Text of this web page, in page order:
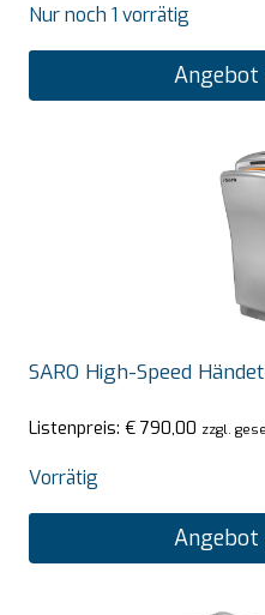
Nur noch 1 vorrätig
SARO High-Speed
Listenpreis: € 790,00 zzgl.
Vorrätig